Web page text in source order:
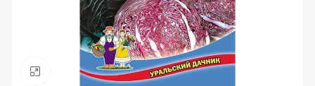
Нажмите, чтобы увеличить